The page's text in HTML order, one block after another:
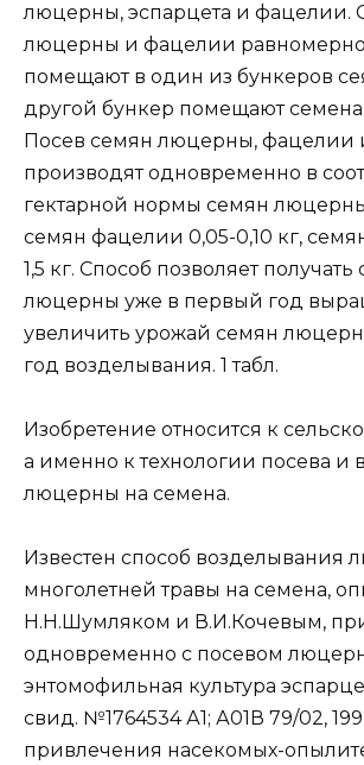
люцерны, эспарцета и фацелии.
люцерны и фацелии
помещают в один из бункеров
другой бункер помещают семена
Посев семян люцерны, фацелии
производят одновременно в
гектарной нормы семян люцерны
семян фацелии 0,05-0,10 кг,
1,5 кг. Способ позволяет получать
люцерны уже в первый год
увеличить урожай семян
год возделывания. 1 табл.
Изобретение относится к
а именно к технологии посева и
люцерны на семена.
Известен способ возделывания
многолетней травы на семена,
Н.Н.Шумляком и В.И.Кочевым,
одновременно с посевом
энтомофильная культура
свид. №1764534 А1; А01В 79/02,
привлечения насекомых-